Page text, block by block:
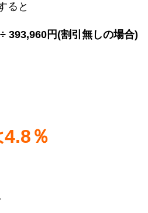
ると
393,960円(割引無しの場合)
％